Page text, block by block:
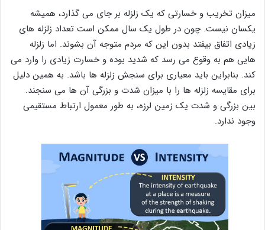
میزان تخریب و خسارتی که یک زلزله بر جای می گذارد، همیشه
یکسان نیست. چون در طول یک سال ممکن است تعداد زلزله های
زیادی اتفاق بیفتد بدون این که مردم متوجه آن بشوند. اما زلزله
هایی هم به وقوع می رسد که شدید بوده و خسارت زیادی را وارد می
کند. بنابراین باید معیاری برای سنجش زلزله ها باشد. به همین دلیل
برای مقایسه زلزله ها را با میزان شدت و بزرگی آن ها می سنجند.
بین بزرگی و شدت یک زمین لرزه، به طور معمول ارتباط مستقیمی
وجود ندارد.